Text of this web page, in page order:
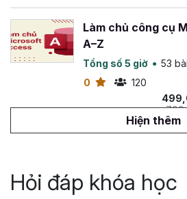
Làm chủ công cụ
A–Z
Tổng số 5 giờ
53
0
120
4 103
Hiện thêm
Hỏi đáp khóa học